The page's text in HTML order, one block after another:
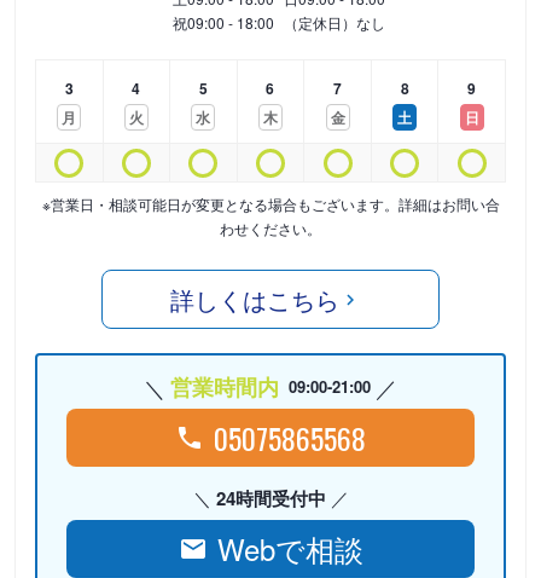
祝09:00 - 18:00 （定休日）なし
3
月
4
火
5
水
6
木
7
金
8
土
9
日
※営業日・相談可能日が変更となる場合もございます。詳細はお問い合
わせください。
詳しくはこちら
営業時間内 09:00-21:00
05075865568
24時間受付中
Webで相談